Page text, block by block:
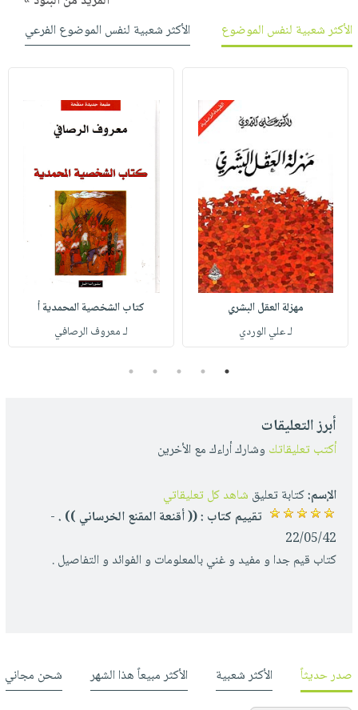
الأكثر شعبية لنفس الموضوع
الأكثر شعبية لنفس الموضوع الفرعي
مهزلة العقل البشري
لـ علي الوردي
كتاب الشخصية المحمدية أ
لـ معروف الرصافي
1
2
3
4
5
أبرز التعليقات
أكتب تعليقاتك وشارك أراءك مع الأخرين
الإسم:كتابة تعليق شاهد كل تعليقاتي
تقييم كتاب : (( أقنعة المقنع الخرساني )) .-
22/05/42
كتاب قيم جدا و مفيد و غني بالمعلومات و الفوائد و التفاصيل .
صدر حديثاً الأكثر شعبية الأكثر مبيعاً هذا الشهر شحن مجاني